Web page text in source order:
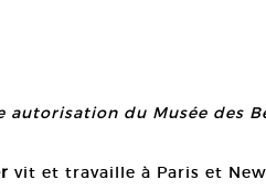
autorisation du Musée des
vit et travaille à Paris et New